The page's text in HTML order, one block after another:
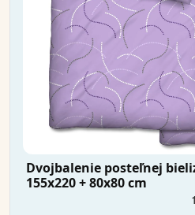
Dvojbalenie posteľnej
155x220 + 80x80 cm